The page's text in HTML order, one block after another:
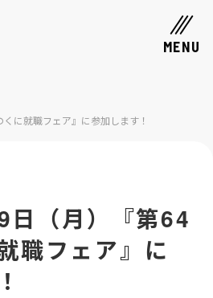
MENU
に就職フェア』に参加します！
（月）『第64
職フェア』に